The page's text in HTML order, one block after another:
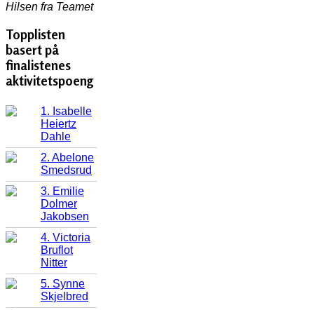
Hilsen fra Teamet
Topplisten
basert på
finalistenes
aktivitetspoeng
1. Isabelle
Heiertz
Dahle
2. Abelone
Smedsrud
3. Emilie
Dolmer
Jakobsen
4. Victoria
Bruflot
Nitter
5. Synne
Skjelbred